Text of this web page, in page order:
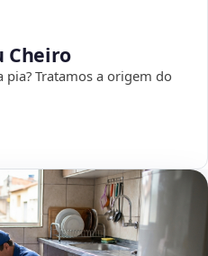
Cheiro
Tratamos a origem do